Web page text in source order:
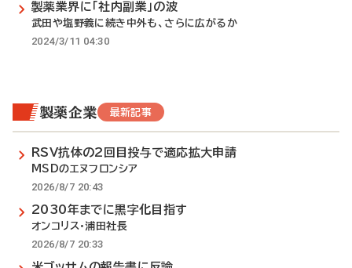
製薬業界に「社内副業」の波
武田や塩野義に続き中外も、さらに広がるか
2024/3/11 04:30
製薬企業 最新記事
RSV抗体の2回目投与で適応拡大申請
MSDのエヌフロンシア
2026/8/7 20:43
2030年までに黒字化目指す
オンコリス・浦田社長
2026/8/7 20:33